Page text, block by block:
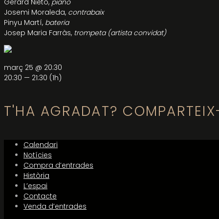
Gerard Nieto, piano
Josemi Moraleda, contrabaix
Pinyu Martí, bateria
Josep Maria Farràs, trompeta (artista convidat)
març 25 @ 20:30
20:30 — 21:30 (1h)
T'HA AGRADAT?
Calendari
Notícies
Compra d’entrades
Història
L’espai
Contacte
Venda d’entrades